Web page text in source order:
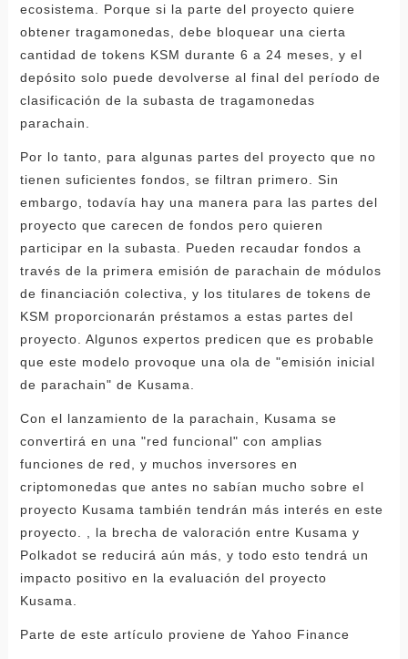
ecosistema. Porque si la parte del proyecto quiere
obtener tragamonedas, debe bloquear una cierta
cantidad de tokens KSM durante 6 a 24 meses, y el
depósito solo puede devolverse al final del período de
clasificación de la subasta de tragamonedas
parachain.
Por lo tanto, para algunas partes del proyecto que no
tienen suficientes fondos, se filtran primero. Sin
embargo, todavía hay una manera para las partes del
proyecto que carecen de fondos pero quieren
participar en la subasta. Pueden recaudar fondos a
través de la primera emisión de parachain de módulos
de financiación colectiva, y los titulares de tokens de
KSM proporcionarán préstamos a estas partes del
proyecto. Algunos expertos predicen que es probable
que este modelo provoque una ola de "emisión inicial
de parachain" de Kusama.
Con el lanzamiento de la parachain, Kusama se
convertirá en una "red funcional" con amplias
funciones de red, y muchos inversores en
criptomonedas que antes no sabían mucho sobre el
proyecto Kusama también tendrán más interés en este
proyecto. , la brecha de valoración entre Kusama y
Polkadot se reducirá aún más, y todo esto tendrá un
impacto positivo en la evaluación del proyecto
Kusama.
Parte de este artículo proviene de Yahoo Finance